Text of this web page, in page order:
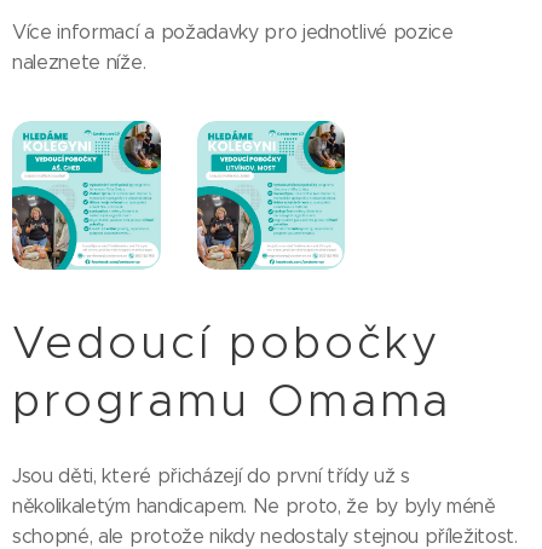
Více informací a požadavky pro jednotlivé pozice
naleznete níže.
Vedoucí pobočky
programu Omama
Jsou děti, které přicházejí do první třídy už s
několikaletým handicapem. Ne proto, že by byly méně
schopné, ale protože nikdy nedostaly stejnou příležitost.